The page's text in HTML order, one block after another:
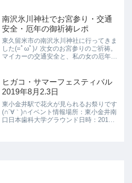
南沢氷川神社でお宮参り・交通
安全・厄年の御祈祷レポ
東久留米市の南沢氷川神社に行ってきま
した(=ﾟωﾟ)ﾉ 次女のお宮参りのご祈祷。
マイカーの交通安全と、私の女の厄年
た。お宮参りはどこの神社にいけ
ば・・・？我が家は昨年...
ヒガコ・サマーフェスティバル
2019年8月2.3日
東小金井駅で花火が見られるお祭りです
(∩´∀｀)∩イベント情報場所：東小金井南
口日本歯科大学グラウンド日時：2019